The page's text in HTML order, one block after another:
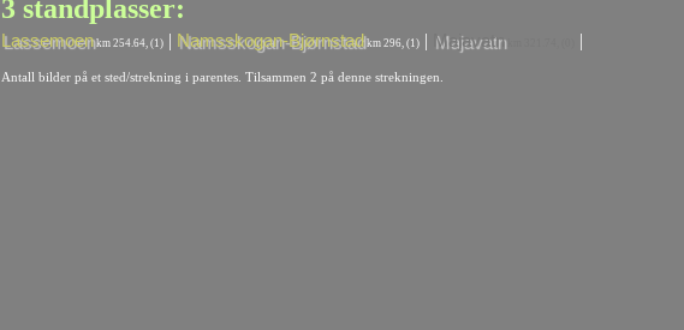
3 standplasser:
Lassemoenkm 254.64, (1) | Namsskogan-Bjørnstad km 296, (1) | Majavatnkm 321.74, (0) |
Antall bilder på et sted/strekning i parentes. Tilsammen 2 på denne strekningen.